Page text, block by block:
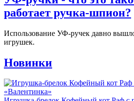
работает ручка-шпион?
Использование УФ-ручек давно
игрушек.
Новинки